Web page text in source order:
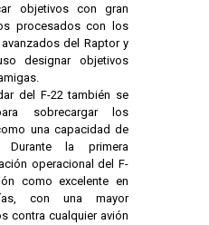
objetivos con gran
procesados con los
del Raptor y
designar objetivos
del F-22 también se
sobrecargar los
una capacidad de
Durante la primera
operacional del F-
como excelente en
con una mayor
contra cualquier avión